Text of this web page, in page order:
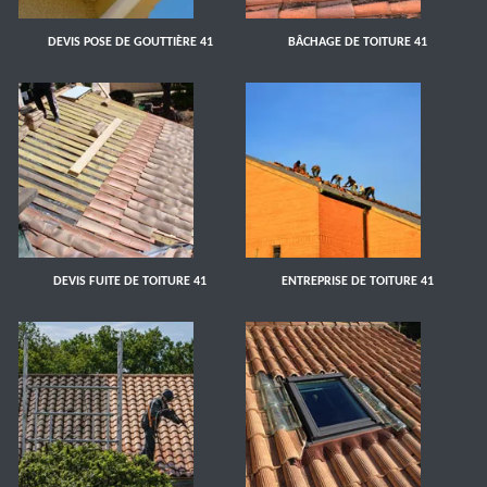
DEVIS POSE DE GOUTTIÈRE 41 BÂCHAGE DE TOITURE 41
DEVIS FUITE DE TOITURE 41 ENTREPRISE DE TOITURE 41